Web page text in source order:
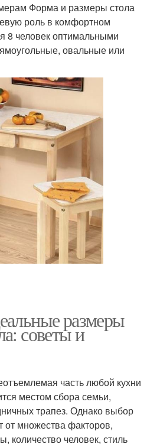
Форма и размеры стола
роль в комфортном
8 человек оптимальными
овальные или
размеры
советы и
часть любой кухни
местом сбора семьи,
трапез. Однако выбор
от множества факторов,
количество человек, стиль